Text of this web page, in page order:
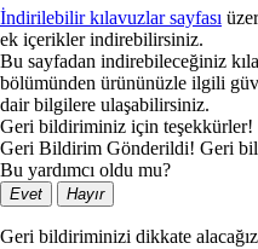
İndirilebilir kılavuzlar sayfası
ek içerikler indirebilirsiniz.
Bu sayfadan indirebileceğiniz
bölümünden ürününüzle ilgili
dair bilgilere ulaşabilirsiniz.
Geri bildiriminiz için teşekkürler!
Geri Bildirim Gönderildi! Geri
Bu yardımcı oldu mu?
Evet Hayır
Geri bildiriminizi dikkate